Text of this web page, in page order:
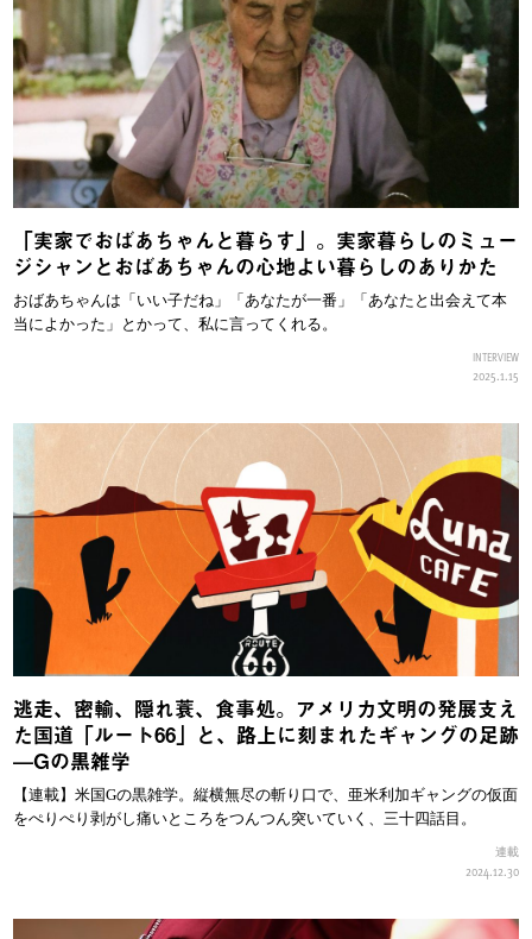
「実家でおばあちゃんと暮らす」。実家暮らしのミュー
ジシャンとおばあちゃんの心地よい暮らしのありかた
おばあちゃんは「いい子だね」「あなたが一番」「あなたと出会えて本
当によかった」とかって、私に言ってくれる。
INTERVIEW
2025.1.15
逃走、密輸、隠れ蓑、食事処。アメリカ文明の発展支え
た国道「ルート66」と、路上に刻まれたギャングの足跡
—Gの黒雑学
【連載】米国Gの黒雑学。縦横無尽の斬り口で、亜米利加ギャングの仮面
をぺりぺり剥がし痛いところをつんつん突いていく、三十四話目。
連載
2024.12.30